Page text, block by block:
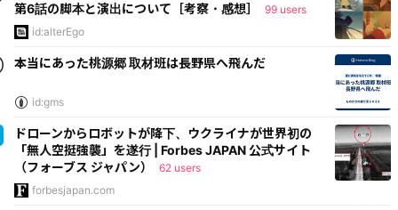
第6話の脚本と演出について［考察・感想］
99 users
id:alterEgo
本当にあった桃源郷 取材班は長野県へ飛んだ
id:gms
ドローンからロボットが降下、ウクライナが世界初の
「無人空挺強襲」を遂行 | Forbes JAPAN 公式サイト
（フォーブス ジャパン）
62 users
forbesjapan.com